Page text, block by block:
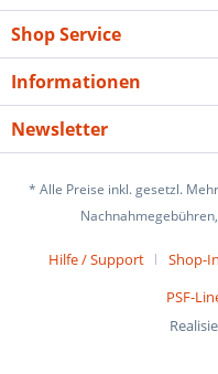
Shop Service
Informationen
Newsletter
* Alle Preise inkl. gesetzl.
Hilfe / Support Shop-
PSF-